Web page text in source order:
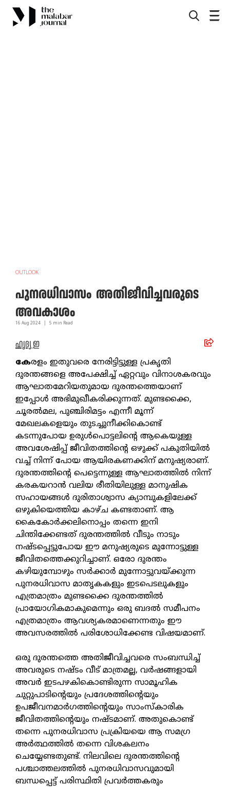
OUTLOOK
പുനരധിവാസം അതിജീവിച്ചവരുടെ
അവകാശം
16 Aug 2024 5 min Read
ഹൃദ്യ ഇ
കേരളം ഇതുവരെ നേരിട്ടിട്ടുള്ള പ്രകൃതി
ദുരന്തങ്ങളെ അപേക്ഷിച്ച് ഏറ്റവും വിനാശകരവും
ആഘാതമേറിയതുമായ ദുരന്തത്തെയാണ്
ഇപ്പോള്‍ അഭിമുഖീകരിക്കുന്നത്. മുണ്ടക്കൈ,
ചൂരല്‍മല, പുഞ്ചിരിമട്ടം എന്നീ മൂന്ന്
മേഖലകളെയും തുടച്ചുനീക്കികൊണ്ട്
കടന്നുപോയ ഉരുള്‍പൊട്ടലിന്റെ ആകെയുള്ള
അവശേഷിപ്പ് ജീവിതത്തിന്റെ ഒഴുക്ക് പകുതിയില്‍
വച്ച് നിന്ന് പോയ ആയിരകണക്കിന് മനുഷ്യരാണ്.
ദുരന്തത്തിന്റെ പെട്ടെന്നുള്ള ആഘാതത്തില്‍ നിന്ന്
കരകയറാന്‍ വലിയ രീതിയിലുള്ള മാനുഷിക
സഹായങ്ങള്‍ ദുരിതാശ്വാസ ക്യാമ്പുകളിലേക്ക്
ഒഴുകിയെത്തിയ കാഴ്ച കണ്ടതാണ്. ആ
കൈകോര്‍ക്കലിനൊപ്പം തന്നെ ഇനി
ചിന്തിക്കേണ്ടത് ദുരന്തത്തില്‍ വീടും നാടും
നഷ്ടപ്പെട്ടുപോയ ഈ മനുഷ്യരുടെ മുന്നോട്ടുള്ള
ജീവിതത്തെക്കുറിച്ചാണ്. ഒരോ ദുരന്തം
കഴിയുമ്പോഴും സര്‍ക്കാര്‍ മുന്നോട്ടുവയ്ക്കുന്ന
പുനരധിവാസ മാതൃകകളും ഇടപെടലുകളും
എത്രമാത്രം മുണ്ടക്കൈ ദുരന്തത്തില്‍
പ്രായോഗികമാകുമെന്നും ഒരു ബദല്‍ സമീപനം
എത്രമാത്രം ആവശ്യകരമാണെന്നതും ഈ
അവസരത്തില്‍ പരിശോധിക്കേണ്ട വിഷയമാണ്.
ഒരു ദുരന്തത്തെ അതിജീവിച്ചവരെ സംബന്ധിച്ച്
അവരുടെ നഷ്ടം വീട് മാത്രമല്ല, വര്‍ഷങ്ങളായി
അവര്‍ ഇടപഴകികൊണ്ടിരുന്ന സാമൂഹിക
ചുറ്റുപാടിന്റെയും പ്രദേശത്തിന്റെയും
ഉപജീവനമാര്‍ഗത്തിന്റെയും സാംസ്‌കാരിക
ജീവിതത്തിന്റെയും നഷ്ടമാണ്. അതുകൊണ്ട്
തന്നെ പുനരധിവാസ പ്രക്രിയയെ ആ സമഗ്ര
അര്‍ത്ഥത്തില്‍ തന്നെ വിശകലനം
ചെയ്യേണ്ടതുണ്ട്. നിലവിലെ ദുരന്തത്തിന്റെ
പശ്ചാത്തലത്തില്‍ പുനരധിവാസവുമായി
ബന്ധപ്പെട്ട് പരിസ്ഥിതി പ്രവര്‍ത്തകരും